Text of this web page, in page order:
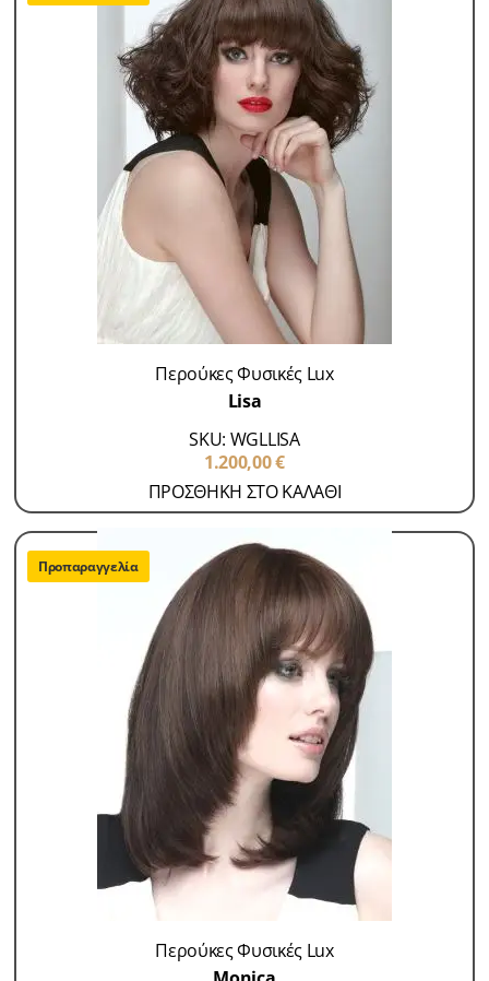
Περούκες Φυσικές Lux
Lisa
SKU: WGLLISA
1.200,00€
ΠΡΟΣΘΗΚΗ ΣΤΟ ΚΑΛΑΘΙ
Περούκες Φυσικές Lux
Προπαραγγελία